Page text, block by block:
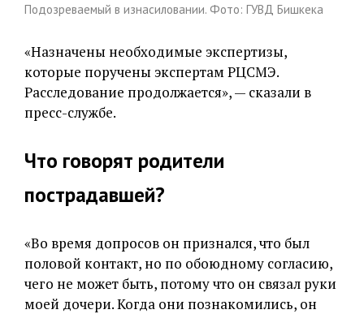
Подозреваемый в изнасиловании. Фото: ГУВД Бишкека
«Назначены необходимые экспертизы,
которые поручены экспертам РЦСМЭ.
Расследование продолжается», — сказали в
пресс-службе.
Что говорят родители
пострадавшей?
«Во время допросов он признался, что был
половой контакт, но по обоюдному согласию,
чего не может быть, потому что он связал руки
моей дочери. Когда они познакомились, он